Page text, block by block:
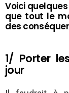
Voici
que tout le
des
1/ Porter
jour